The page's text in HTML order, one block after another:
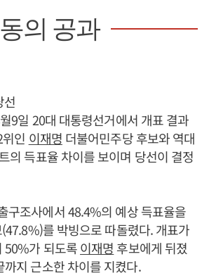
의 공과
9일 20대 대통령선거에서 개표 결과
인 이재명 더불어민주당 후보와 역대
의 득표율 차이를 보이며 당선이 결정
구조사에서 48.4%의 예상 득표율을
를 박빙으로 따돌렸다. 개표가
50%가 되도록이재명 후보에게 뒤졌
지 근소한 차이를 지켰다.